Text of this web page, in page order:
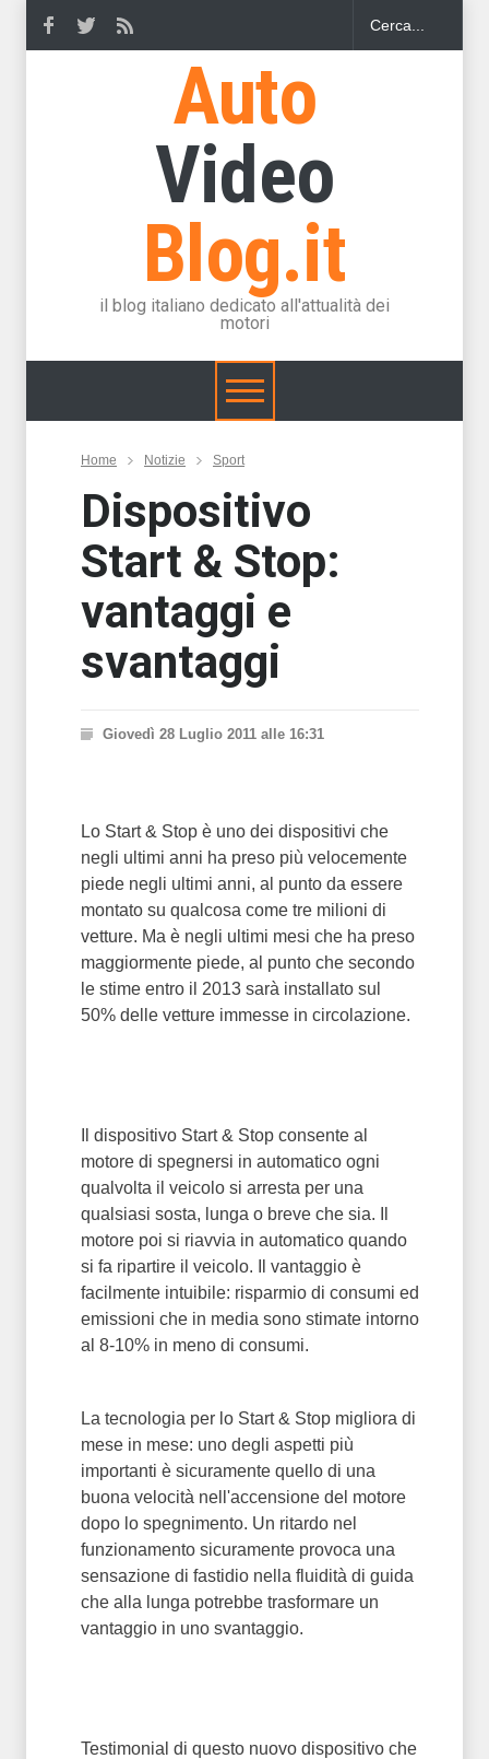
Auto
Video
Blog.it
il blog italiano dedicato all'attualità dei
motori
Home Notizie Sport
Dispositivo
Start & Stop:
vantaggi e
svantaggi
Giovedì 28 Luglio 2011 alle 16:31
Lo Start & Stop è uno dei dispositivi che
negli ultimi anni ha preso più velocemente
piede negli ultimi anni, al punto da essere
montato su qualcosa come tre milioni di
vetture. Ma è negli ultimi mesi che ha preso
maggiormente piede, al punto che secondo
le stime entro il 2013 sarà installato sul
50% delle vetture immesse in circolazione.
Il dispositivo Start & Stop consente al
motore di spegnersi in automatico ogni
qualvolta il veicolo si arresta per una
qualsiasi sosta, lunga o breve che sia. Il
motore poi si riavvia in automatico quando
si fa ripartire il veicolo. Il vantaggio è
facilmente intuibile: risparmio di consumi ed
emissioni che in media sono stimate intorno
al 8-10% in meno di consumi.
La tecnologia per lo Start & Stop migliora di
mese in mese: uno degli aspetti più
importanti è sicuramente quello di una
buona velocità nell'accensione del motore
dopo lo spegnimento. Un ritardo nel
funzionamento sicuramente provoca una
sensazione di fastidio nella fluidità di guida
che alla lunga potrebbe trasformare un
vantaggio in uno svantaggio.
Testimonial di questo nuovo dispositivo che